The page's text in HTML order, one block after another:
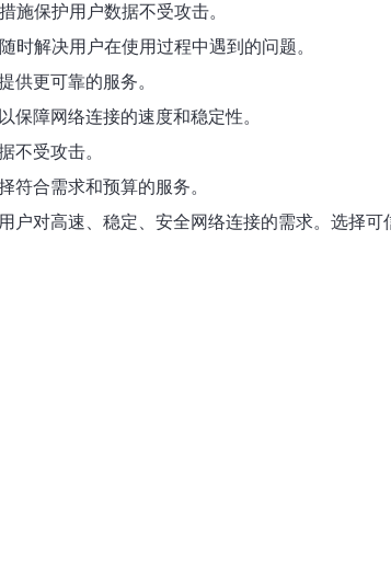
施保护用户数据不受攻击。
时解决用户在使用过程中遇到的问题。
供更可靠的服务。
保障网络连接的速度和稳定性。
不受攻击。
符合需求和预算的服务。
对高速、稳定、安全网络连接的需求。选择